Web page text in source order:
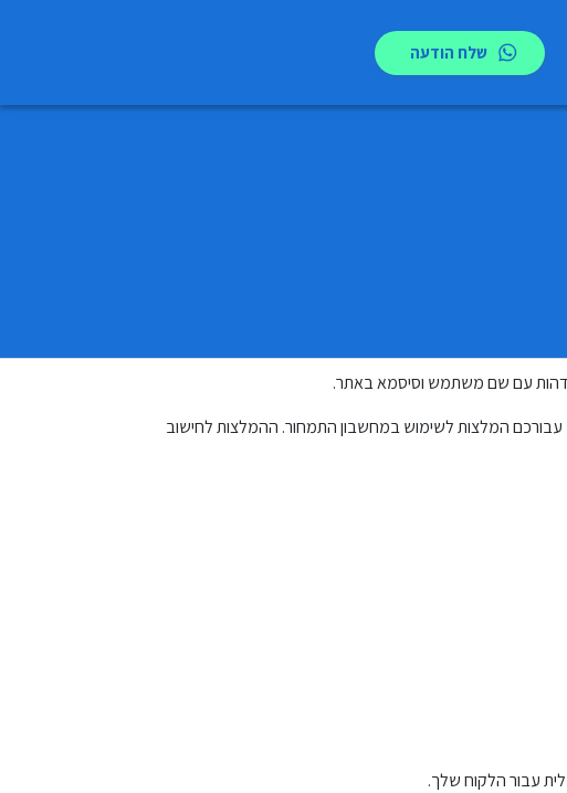
שלח הודעה
המלצות לשימוש במחשבון התמחור. ההמלצות לחישוב
עבור הלקוח שלך.